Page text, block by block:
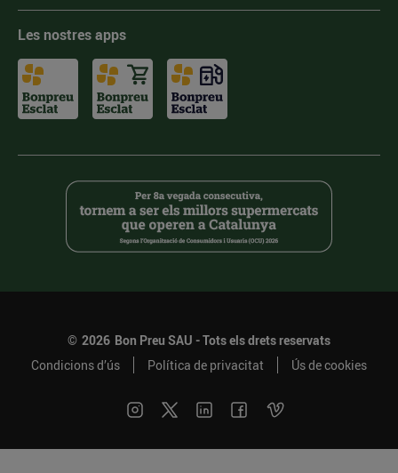
Les nostres apps
© 2026 Bon Preu SAU - Tots els drets reservats
Condicions d’ús
Política de privacitat Ús de cookies